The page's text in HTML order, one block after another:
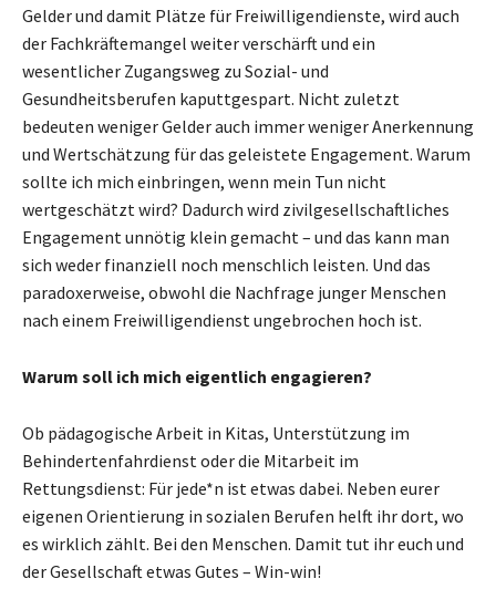
Gelder und damit Plätze für Freiwilligendienste, wird auch
der Fachkräftemangel weiter verschärft und ein
wesentlicher Zugangsweg zu Sozial- und
Gesundheitsberufen kaputtgespart. Nicht zuletzt
bedeuten weniger Gelder auch immer weniger Anerkennung
und Wertschätzung für das geleistete Engagement. Warum
sollte ich mich einbringen, wenn mein Tun nicht
wertgeschätzt wird? Dadurch wird zivilgesellschaftliches
Engagement unnötig klein gemacht – und das kann man
sich weder finanziell noch menschlich leisten. Und das
paradoxerweise, obwohl die Nachfrage junger Menschen
nach einem Freiwilligendienst ungebrochen hoch ist.
Warum soll ich mich eigentlich engagieren?
Ob pädagogische Arbeit in Kitas, Unterstützung im
Behindertenfahrdienst oder die Mitarbeit im
Rettungsdienst: Für jede*n ist etwas dabei. Neben eurer
eigenen Orientierung in sozialen Berufen helft ihr dort, wo
es wirklich zählt. Bei den Menschen. Damit tut ihr euch und
der Gesellschaft etwas Gutes – Win-win!